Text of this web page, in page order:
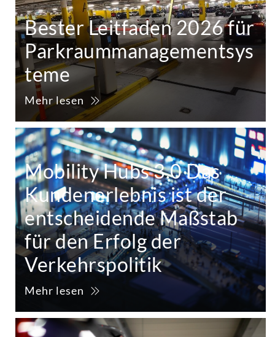
Bester Leitfaden 2026 für
Parkraummanagementsys
teme
Mehr lesen
Mobility Hubs 3.0 Das
Kundenerlebnis ist der
entscheidende Maßstab
für den Erfolg der
Verkehrspolitik
Mehr lesen